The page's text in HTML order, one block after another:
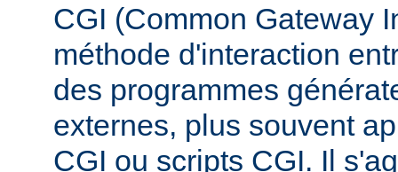
CGI (Common Gateway
méthode d'interaction
des programmes
externes, plus souvent
CGI ou scripts CGI. Il